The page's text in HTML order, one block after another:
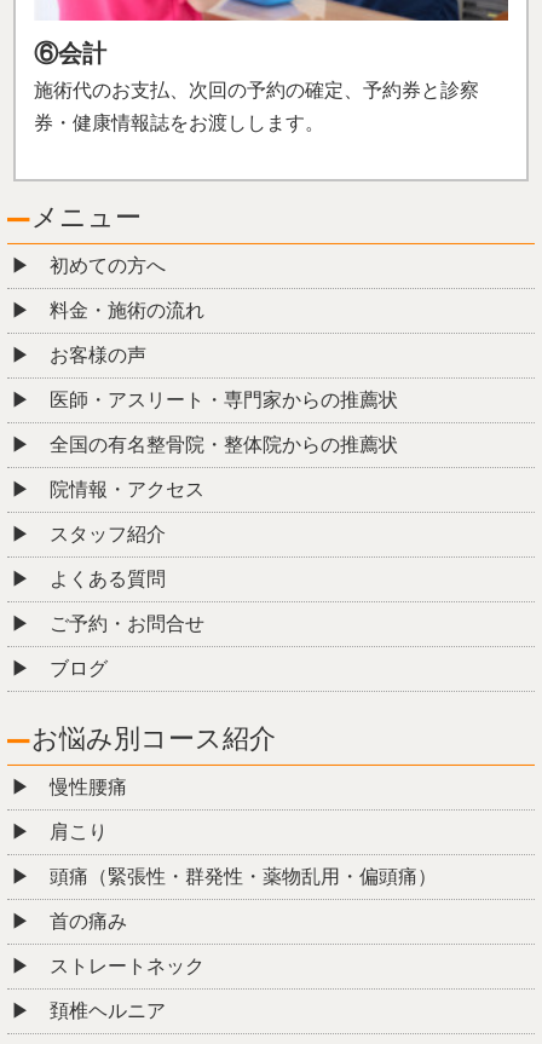
⑥会計
施術代のお支払、次回の予約の確定、予約券と診察
券・ 健康情報誌をお渡しします。
メニュー
初めての方へ
料金・施術の流れ
お客様の声
医師・アスリート・専門家からの推薦状
全国の有名整骨院・整体院からの推薦状
院情報・アクセス
スタッフ紹介
よくある質問
ご予約・お問合せ
ブログ
お悩み別コース紹介
慢性腰痛
肩こり
頭痛（緊張性・群発性・薬物乱用・偏頭痛）
首の痛み
ストレートネック
頚椎ヘルニア